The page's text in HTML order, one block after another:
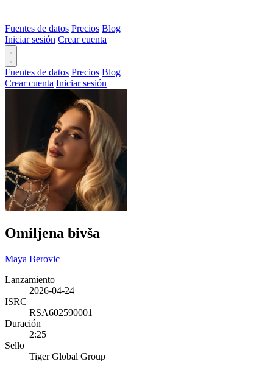
Fuentes de datos Precios Blog
Iniciar sesión Crear cuenta
Fuentes de datos Precios Blog
Crear cuenta Iniciar sesión
Omiljena bivša
Maya Berovic
Lanzamiento
2026-04-24
ISRC
RSA602590001
Duración
2:25
Sello
Tiger Global Group